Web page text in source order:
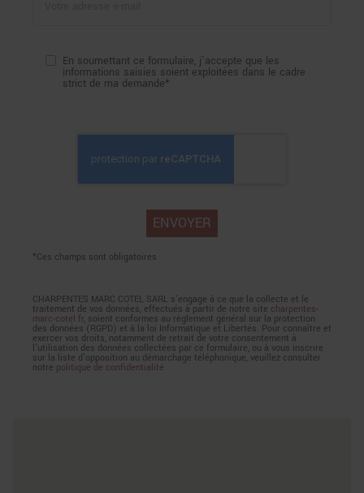
En soumettant ce formulaire, j'accepte que les
informations saisies soient exploitées dans le cadre
strict de ma demande*
*Ces champs sont obligatoires
CHARPENTES MARC COTEL SARL s'engage à ce que la collecte et le
traitement de vos données, effectués à partir de notre site charpentes-
marc-cotel.fr , soient conformes au règlement général sur la protection
des données (RGPD) et à la loi Informatique et Libertés. Pour connaître et
exercer vos droits, notamment de retrait de votre consentement à
l'utilisation des données collectées par ce formulaire, ou à vous inscrire
sur la liste d'opposition au démarchage téléphonique, veuillez consulter
notre politique de confidentialité